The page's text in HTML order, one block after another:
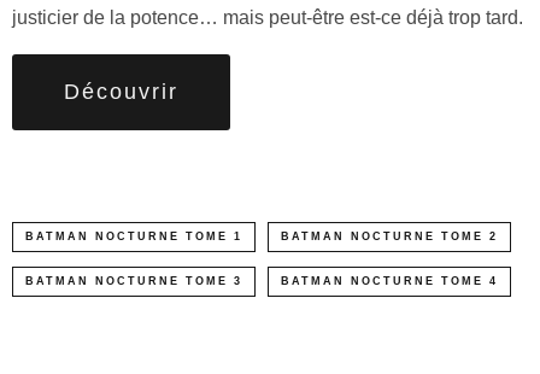
justicier de la potence… mais peut-être est-ce déjà trop tard.
Découvrir
BATMAN NOCTURNE TOME 1 BATMAN NOCTURNE TOME 2
BATMAN NOCTURNE TOME 3 BATMAN NOCTURNE TOME 4